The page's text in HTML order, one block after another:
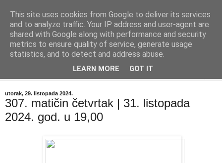
"Kvaka"
Časopis za književnost ISSN 2459-5632
utorak, 29. listopada 2024.
307. matičin četvrtak | 31. listopada
2024. god. u 19,00
This site uses cookies from Google to deliver its services
and to analyze traffic. Your IP address and user-agent are
shared with Google along with performance and security
metrics to ensure quality of service, generate usage
statistics, and to detect and address abuse.
LEARN MORE GOT IT